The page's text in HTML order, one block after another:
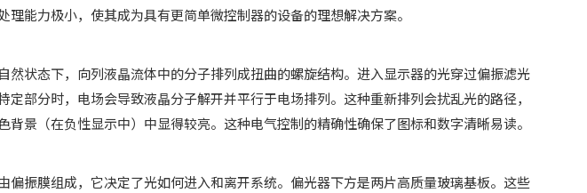
能力极小，使其成为具有更简单微控制器的设备的理想解决方案。
状态下，向列液晶流体中的分子排列成扭曲的螺旋结构。进入显示器的光穿过偏振滤光
部分时，电场会导致液晶分子解开并平行于电场排列。这种重新排列会扰乱光的路径，
景（在负性显示中）中显得较亮。这种电气控制的精确性确保了图标和数字清晰易读。
振膜组成，它决定了光如何进入和离开系统。偏光器下方是两片高质量玻璃基板。这些